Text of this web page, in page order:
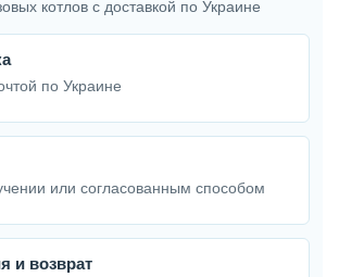
котлов с доставкой по Украине
по Украине
или согласованным способом
и возврат